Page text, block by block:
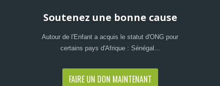
Soutenez une bonne cause
Autour de l'Enfant a acquis le statut d'ONG pour
certains pays d'Afrique : Sénégal...
FAIRE UN DON MAINTENANT